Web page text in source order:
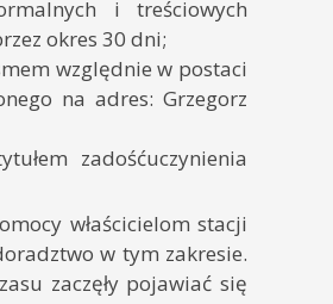
i treściowych
okres 30 dni;
względnie w postaci
na adres: Grzegorz
zadośćuczynienia
właścicielom stacji
w tym zakresie.
zaczęły pojawiać się